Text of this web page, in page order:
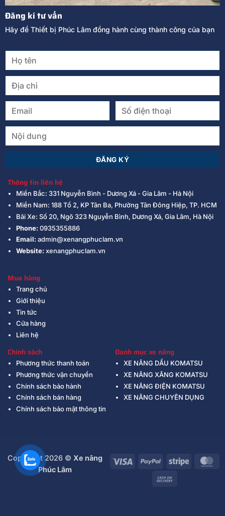
Đăng kí tư vấn
Hãy để Thiết bị Phúc Lâm đồng hành cùng thành công của bạn
Thông tin liên hệ
Miền Bắc: 331 Nguyễn Bình - Dương Xá - Gia Lâm - Hà Nội
Miền Nam: 188 Tổ 2, KP Tân Ba, Phường Tân Đông Hiệp, TP. HCM
Bãi Xe: Số 20, Ngõ 323 Nguyễn Bình, Dương Xá, Gia Lâm, Hà Nội
Phone:0935355886
Email:admin@xenangphuclam.vn
Website:xenangphuclam.vn
Mua hàng
Trang chủ
Giới thiệu
Tin tức
Cửa hàng
Liên hệ
Chính sách
Phương thức thanh toán
Phương thức vận chuyển
Chính sách bảo hành
Chính sách bán hàng
Chính sách bảo mật thông tin
Danh mục xe nâng
XE NÂNG DẦU KOMATSU
XE NÂNG XĂNG KOMATSU
XE NÂNG ĐIỆN KOMATSU
XE NÂNG CHUYÊN DỤNG
Visa PayPal Stripe
Copyright 2026 © Xe nâng
Phúc Lâm